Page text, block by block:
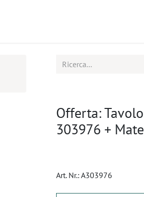
Offerta:
303976 +
Art. Nr.:A303976